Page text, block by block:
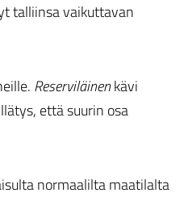
talliinsa vaikuttavan
Reserviläinenkävi
että suurin osa
normaalilta maatilalta